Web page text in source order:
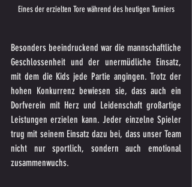
Eines der erzielten Tore während des heutigen Turniers
Besonders beeindruckend war die mannschaftliche
Geschlossenheit und der unermüdliche Einsatz,
mit dem die Kids jede Partie angingen. Trotz der
hohen Konkurrenz bewiesen sie, dass auch ein
Dorfverein mit Herz und Leidenschaft großartige
Leistungen erzielen kann. Jeder einzelne Spieler
trug mit seinem Einsatz dazu bei, dass unser Team
nicht nur sportlich, sondern auch emotional
zusammenwuchs.